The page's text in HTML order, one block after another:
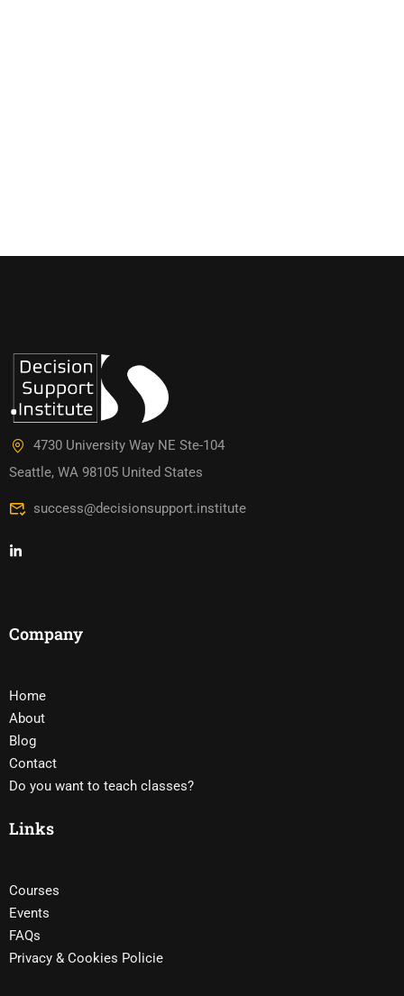
4730 University Way NE Ste-104
Seattle, WA 98105 United States
success@decisionsupport.institute
Company
Home
About
Blog
Contact
Do you want to teach classes?
Links
Courses
Events
FAQs
Privacy & Cookies Policie